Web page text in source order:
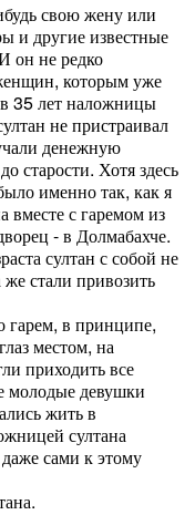
свою жену или
и другие известные
он не редко
которым уже
35 лет наложницы
не пристраивал
денежную
старости. Хотя здесь
именно так, как я
вместе с гаремом из
- в Долмабахче.
султан с собой не
стали привозить
гарем, в принципе,
местом, на
приходить все
молодые девушки
жить в
султана
сами к этому